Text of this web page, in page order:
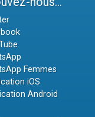
Femmes
iOS
Android